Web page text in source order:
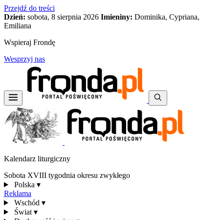
Przejdź do treści
Dzień: sobota, 8 sierpnia 2026 Imieniny: Dominika, Cypriana,
Emiliana
Wspieraj Frondę
Wesprzyj nas
Kalendarz liturgiczny
Sobota XVIII tygodnia okresu zwykłego
Polska ▾
Reklama
Wschód ▾
Świat ▾